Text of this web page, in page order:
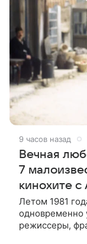
9 часов назад
Вечная
7
кинохите
Летом 1981
одновременно
режиссеры,